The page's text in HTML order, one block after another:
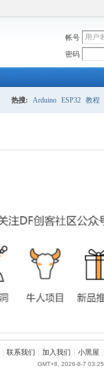
帐号
密码
热搜: Arduino ESP32 教程
联系我们 加入我们 小黑屋
GMT+8, 2026-8-7 03:25